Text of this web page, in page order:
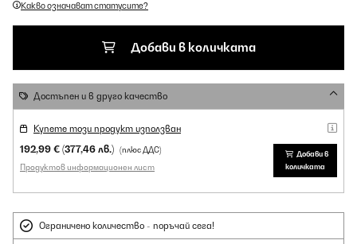
Какво означават статусите?
Добави в количката
Достъпен и в друго качество
Купете този продукт използван
192,99 € (377,46 лв.) (плюс ДДС)
Продуктов информационен лист
Добави в
количката
Ограничено количество - поръчай сега!